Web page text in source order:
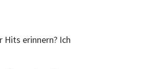
Hits erinnern? Ich